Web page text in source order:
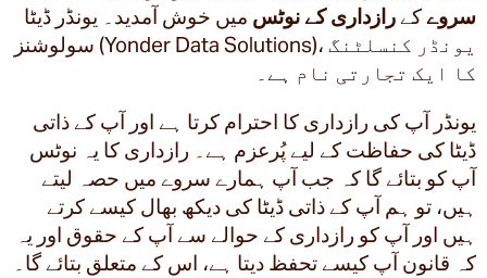
سروےکے رازداری کے نوٹس میں خوش آمدید۔ یونڈر ڈیٹا
سولوشنز (Yonder Data Solutions)، یونڈر کنسلٹنگ
کا ایک تجارتی نام ہے۔
یونڈر آپ کی رازداری کا احترام کرتا ہے اور آپ کے ذاتی
ڈیٹا کی حفاظت کے لیے پُرعزم ہے۔ رازداری کا یہ نوٹس
آپ کو بتائے گا کہ جب آپ ہمارے سروے میں حصہ لیتے
ہیں، تو ہم آپ کے ذاتی ڈیٹا کی دیکھ بھال کیسے کرتے
ہیں اور آپ کو رازداری کے حوالے سے آپ کے حقوق اور یہ
کہ قانون آپ کیسے تحفظ دیتا ہے، اس کے متعلق بتائے گا۔